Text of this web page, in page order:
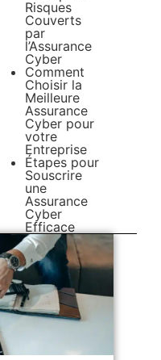
Risques
Couverts
par
l’Assurance
Cyber
Comment
Choisir la
Meilleure
Assurance
Cyber pour
votre
Entreprise
Étapes pour
Souscrire
une
Assurance
Cyber
Efficace